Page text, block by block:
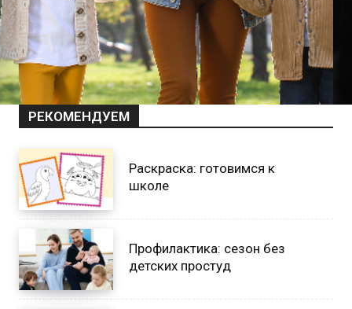
РЕКОМЕНДУЕМ
Раскраска: готовимся к
школе
Профилактика: сезон без
детских простуд